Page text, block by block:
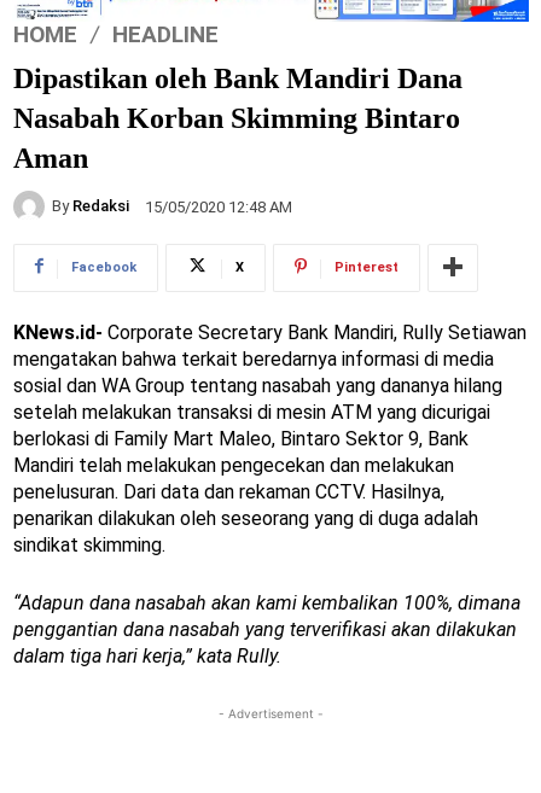
HOME HEADLINE
Dipastikan oleh Bank Mandiri Dana
Nasabah Korban Skimming Bintaro
Aman
By Redaksi 15/05/2020 12:48 AM
Facebook X Pinterest
KNews.id- Corporate Secretary Bank Mandiri, Rully Setiawan
mengatakan bahwa terkait beredarnya informasi di media
sosial dan WA Group tentang nasabah yang dananya hilang
setelah melakukan transaksi di mesin ATM yang dicurigai
berlokasi di Family Mart Maleo, Bintaro Sektor 9, Bank
Mandiri telah melakukan pengecekan dan melakukan
penelusuran. Dari data dan rekaman CCTV. Hasilnya,
penarikan dilakukan oleh seseorang yang di duga adalah
sindikat skimming.
“Adapun dana nasabah akan kami kembalikan 100%, dimana
penggantian dana nasabah yang terverifikasi akan dilakukan
dalam tiga hari kerja,” kata Rully.
- Advertisement -